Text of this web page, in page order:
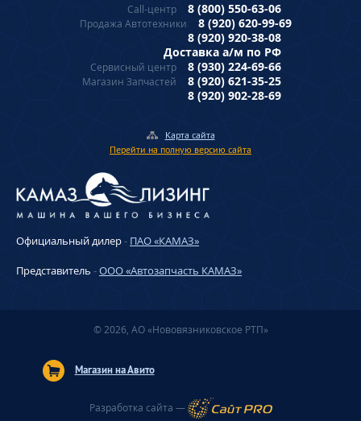
Call-центр 8 (800) 550-63-06
Продажа Автотехники
8 (920) 620-99-69
8 (920) 920-38-08
Доставка а/м по РФ
Сервисный центр 8 (930) 224-69-66
Магазин Запчастей
8 (920) 621-35-25
8 (920) 902-28-69
Карта сайта
Перейти на полную версию сайта
Официальный дилер- ПАО «КАМАЗ»
Представитель -ООО «Автозапчасть КАМАЗ»
© 2026, АО «Нововязниковское РТП»
Магазин на Авито
Разработка сайта —